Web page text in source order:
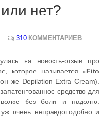
нет?
310 КОММЕНТАРИЕВ
на новость-отзыв про
которое называется «Fito
же Depilation Extra Cream).
средство для
без боли и надолго.
очень неправдоподобно и